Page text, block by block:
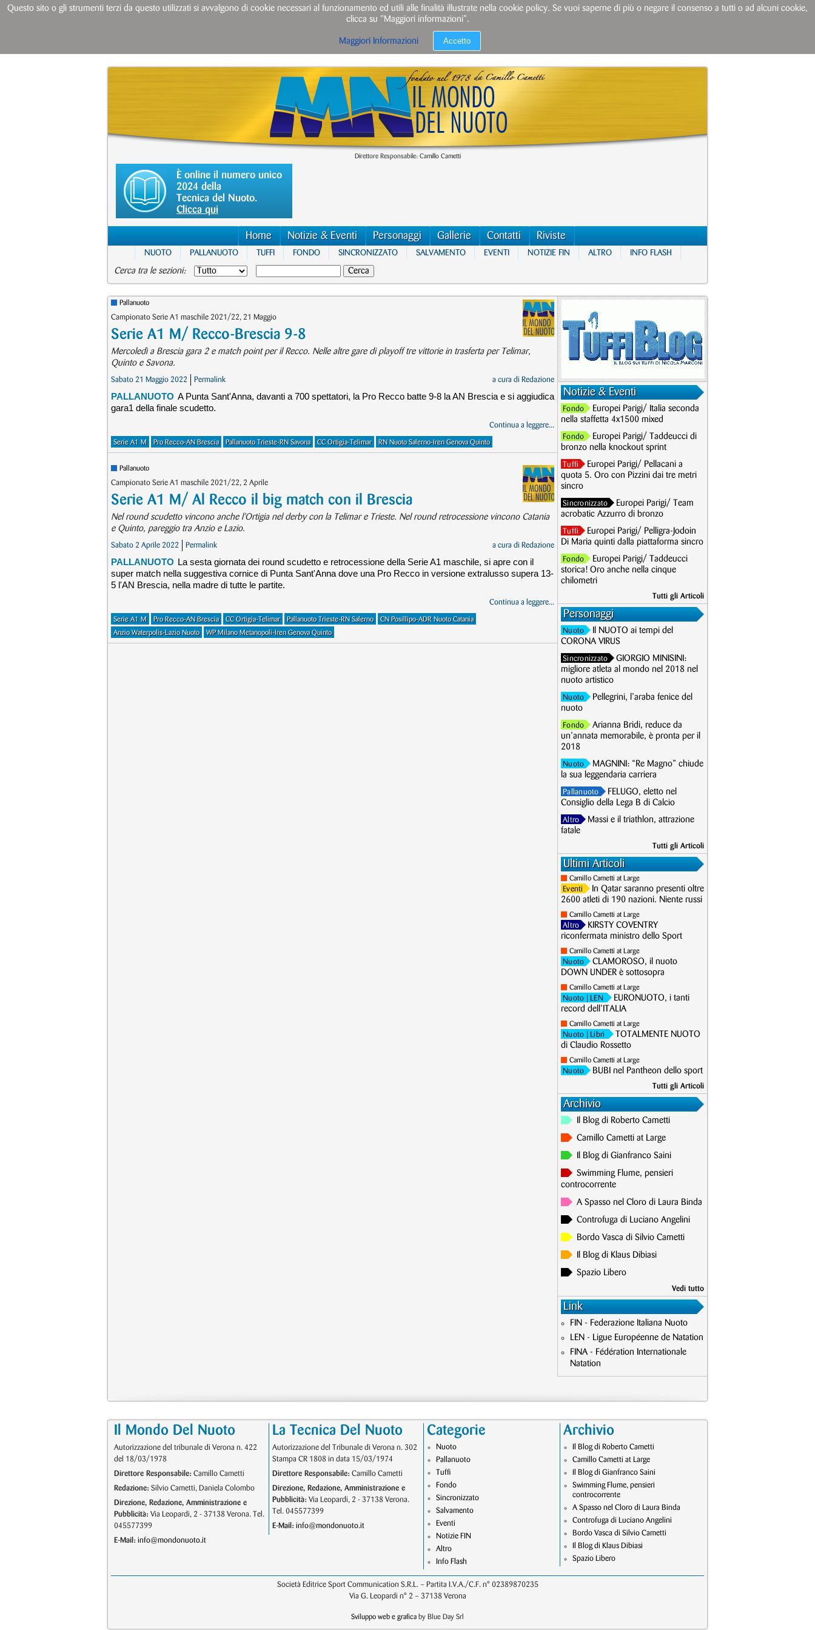
Direttore Responsabile: Camillo Cametti
È online il numero unico
2024 della
Tecnica del Nuoto.
Clicca qui
Home Notizie & Eventi Personaggi Gallerie Contatti Riviste
NUOTO PALLANUOTO TUFFI FONDO SINCRONIZZATO SALVAMENTO EVENTI NOTIZIE FIN ALTRO INFO FLASH
Cerca tra le sezioni:
Pallanuoto
Campionato Serie A1 maschile 2021/22, 21 Maggio
Serie A1 M/ Recco-Brescia 9-8
Mercoledì a Brescia gara 2 e match point per il Recco. Nelle altre gare di playoff tre vittorie in trasferta per Telimar,
Quinto e Savona.
Sabato 21 Maggio 2022 Permalink a cura di Redazione
PALLANUOTO A Punta Sant'Anna, davanti a 700 spettatori, la Pro Recco batte 9-8 la AN Brescia e si aggiudica
gara1 della finale scudetto.
Continua a leggere...
Serie A1 M Pro Recco-AN Brescia Pallanuoto Trieste-RN Savona CC Ortigia-Telimar RN Nuoto Salerno-Iren Genova Quinto
Pallanuoto
Campionato Serie A1 maschile 2021/22, 2 Aprile
Serie A1 M/ Al Recco il big match con il Brescia
Nel round scudetto vincono anche l'Ortigia nel derby con la Telimar e Trieste. Nel round retrocessione vincono Catania
e Quinto, pareggio tra Anzio e Lazio.
Sabato 2 Aprile 2022 Permalink a cura di Redazione
PALLANUOTO La sesta giornata dei round scudetto e retrocessione della Serie A1 maschile, si apre con il
super match nella suggestiva cornice di Punta Sant'Anna dove una Pro Recco in versione extralusso supera 13-
5 l'AN Brescia, nella madre di tutte le partite.
Continua a leggere...
Serie A1 M Pro Recco-AN Brescia CC Ortigia-Telimar Pallanuoto Trieste-RN Salerno
CN Posillipo-ADR Nuoto Catania
Anzio Waterpolis-Lazio Nuoto
WP Milano Metanopoli-Iren Genova Quinto
Notizie & Eventi
Fondo
Europei Parigi/ Italia seconda
nella staffetta 4x1500 mixed
Fondo
Europei Parigi/ Taddeucci di
bronzo nella knockout sprint
Tuffi
Europei Parigi/ Pellacani a
quota 5. Oro con Pizzini dai tre metri
sincro
Sincronizzato
Europei Parigi/ Team
acrobatic Azzurro di bronzo
Tuffi
Europei Parigi/ Pelligra-Jodoin
Di Maria quinti dalla piattaforma sincro
Fondo
Europei Parigi/ Taddeucci
storica! Oro anche nella cinque
chilometri
Tutti gli Articoli
Personaggi
Nuoto
Il NUOTO ai tempi del
CORONA VIRUS
Sincronizzato
GIORGIO MINISINI:
migliore atleta al mondo nel 2018 nel
nuoto artistico
Nuoto
Pellegrini, l’araba fenice del
nuoto
Fondo
Arianna Bridi, reduce da
un’annata memorabile, è pronta per il
2018
Nuoto
MAGNINI: “Re Magno” chiude
la sua leggendaria carriera
Pallanuoto
FELUGO, eletto nel
Consiglio della Lega B di Calcio
Altro
Massi e il triathlon, attrazione
fatale
Tutti gli Articoli
Ultimi Articoli
Camillo Cametti at Large
Eventi
In Qatar saranno presenti oltre
2600 atleti di 190 nazioni. Niente russi
Camillo Cametti at Large
Altro
KIRSTY COVENTRY
riconfermata ministro dello Sport
Camillo Cametti at Large
Nuoto
CLAMOROSO, il nuoto
DOWN UNDER è sottosopra
Camillo Cametti at Large
Nuoto | LEN
EURONUOTO, i tanti
record dell’ITALIA
Camillo Cametti at Large
Nuoto | Libri
TOTALMENTE NUOTO
di Claudio Rossetto
Camillo Cametti at Large
Nuoto BUBI nel Pantheon dello sport
Tutti gli Articoli
Archivio
Il Blog di Roberto Cametti
Camillo Cametti at Large
Il Blog di Gianfranco Saini
Swimming Flume, pensieri
controcorrente
A Spasso nel Cloro di Laura Binda
Controfuga di Luciano Angelini
Bordo Vasca di Silvio Cametti
Il Blog di Klaus Dibiasi
Spazio Libero
Vedi tutto
Link
FIN - Federazione Italiana Nuoto
LEN - Ligue Européenne de Natation
FINA - Fédération Internationale
Natation
Il Mondo Del Nuoto
Autorizzazione del tribunale di Verona n. 422
del 18/03/1978
Direttore Responsabile: Camillo Cametti
Redazione: Silvio Cametti, Daniela Colombo
Direzione, Redazione, Amministrazione e
Pubblicità: Via Leopardi, 2 - 37138 Verona. Tel.
045577399
E-Mail: info@mondonuoto.it
La Tecnica Del Nuoto
Autorizzazione del Tribunale di Verona n. 302
Stampa CR 1808 in data 15/03/1974
Direttore Responsabile: Camillo Cametti
Direzione, Redazione, Amministrazione e
Pubblicità: Via Leopardi, 2 - 37138 Verona.
Tel. 045577399
E-Mail: info@mondonuoto.it
Categorie
Nuoto
Pallanuoto
Tuffi
Fondo
Sincronizzato
Salvamento
Eventi
Notizie FIN
Altro
Info Flash
Archivio
Il Blog di Roberto Cametti
Camillo Cametti at Large
Il Blog di Gianfranco Saini
Swimming Flume, pensieri
controcorrente
A Spasso nel Cloro di Laura Binda
Controfuga di Luciano Angelini
Bordo Vasca di Silvio Cametti
Il Blog di Klaus Dibiasi
Spazio Libero
Società Editrice Sport Communication S.R.L. – Partita I.V.A./C.F. n° 02389870235
Via G. Leopardi n° 2 – 37138 Verona
Sviluppo web e grafica by Blue Day Srl
Questo sito o gli strumenti terzi da questo utilizzati si avvalgono di cookie necessari al funzionamento ed utili alle finalità illustrate nella cookie policy. Se vuoi saperne di più o negare il consenso a tutti o ad alcuni cookie,
clicca su "Maggiori informazioni”.
Maggiori Informazioni Accetto